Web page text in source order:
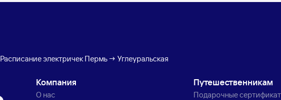
Расписание электричек Пермь → Углеуральская
Компания
О нас
Путешественникам
Подарочные